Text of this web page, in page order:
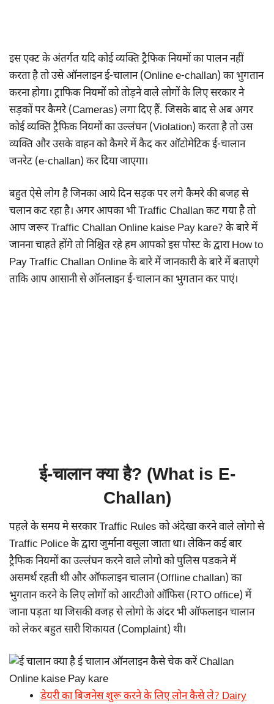
इस एक्ट के अंतर्गत यदि कोई व्यक्ति ट्रैफिक नियमों का पालन नहीं
करता है तो उसे ऑनलाइन ई-चालान (Online e-challan) का भुगतान
करना होगा। ट्राफिक नियमों को तोड़ने वाले लोगों के लिए सरकार ने
सड़कों पर कैमरे (Cameras) लगा दिए हैं. जिसके बाद से अब अगर
कोई व्यक्ति ट्रैफिक नियमों का उल्लंघन (Violation) करता है तो उस
व्यक्ति और उसके वाहन को कैमरे में कैद कर ऑटोमेटिक ई-चालान
जनरेट (e-challan) कर दिया जाएगा।
बहुत ऐसे लोग है जिनका आये दिन सड़क पर लगे कैमरे की बजह से
चलान कट रहा है। अगर आपका भी Traffic Challan कट गया है तो
आप जरूर Traffic Challan Online kaise Pay kare? के बारे में
जानना चाहते होंगे तो निश्चित रहे हम आपको इस पोस्ट के द्वारा How to
Pay Traffic Challan Online के बारे में जानकारी के बारे में बताएगे
ताकि आप आसानी से ऑनलाइन ई-चालान का भुगतान कर पाएं।
ई-चालान क्या है? (What is E-
Challan)
पहले के समय मे सरकार Traffic Rules को अंदेखा करने वाले लोगो से
Traffic Police के द्वारा जुर्माना वसूला जाता था। लेकिन कई बार
ट्रैफिक नियमों का उल्लंघन करने वाले लोगो को पुलिस पडकने में
असमर्थ रहती थी और ऑफलाइन चालान (Offline challan) का
भुगतान करने के लिए लोगों को आरटीओ ऑफिस (RTO office) में
जाना पड़ता था जिसकी वजह से लोगो के अंदर भी ऑफलाइन चालान
को लेकर बहुत सारी शिकायत (Complaint) थी।
डेयरी का बिजनेस शुरू करने के लिए लोन कैसे ले? Dairy